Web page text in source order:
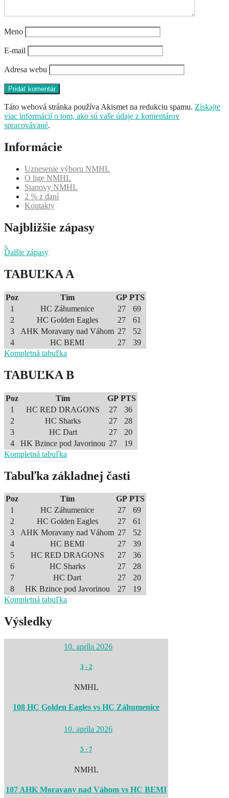
Meno
E-mail
Adresa webu
Táto webová stránka používa Akismet na redukciu spamu. Získajte
viac informácií o tom, ako sú vaše údaje z komentárov
spracovávané.
Informácie
Uznesenie výboru NMHL
O lige NMHL
Stanovy NMHL
2 % z daní
Kontakty
Najbližšie zápasy
Ďalšie zápasy
TABUĽKA A
Poz Tím GP PTS
1
HC Záhumenice 27
69
2
HC Golden Eagles 27
61
3
AHK Moravany nad Váhom 27
52
4
HC BEMI 27
39
Kompletná tabuľka
TABUĽKA B
Poz Tím GP PTS
1
HC RED DRAGONS 27
36
2
HC Sharks 27
28
3
HC Dart 27
20
4
HK Bzince pod Javorinou 27
19
Kompletná tabuľka
Tabuľka základnej časti
Poz Tím GP PTS
1
HC Záhumenice 27
69
2
HC Golden Eagles 27
61
3
AHK Moravany nad Váhom 27
52
4
HC BEMI 27
39
5
HC RED DRAGONS 27
36
6
HC Sharks 27
28
7
HC Dart 27
20
8
HK Bzince pod Javorinou 27
19
Kompletná tabuľka
Výsledky
10. apríla 2026
3 - 2
NMHL
108 HC Golden Eagles vs HC Záhumenice
10. apríla 2026
5 - 7
NMHL
107 AHK Moravany nad Váhom vs HC BEMI